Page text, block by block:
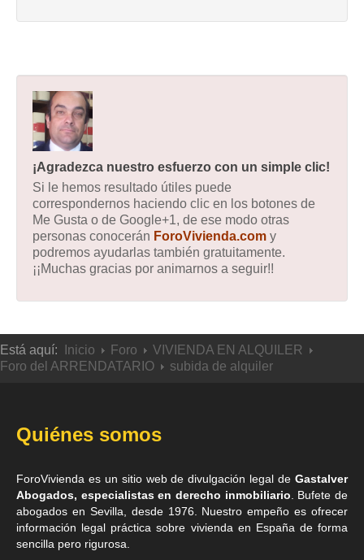
¡Agradezca nuestro esfuerzo con un simple clic!
Si le hemos resultado útiles puede
correspondernos haciendo clic en los botones de
Me Gusta o de Google+1, de ese modo otras
personas conocerán ForoVivienda.com y
podremos ayudarlas también gratuitamente.
¡¡Muchas gracias por animarnos a seguir!!
Está aquí: Inicio Foro
VIVIENDA EN ALQUILER
Foro del ARRENDATARIO
subida de alquiler
Quiénes somos
ForoVivienda es un sitio web de divulgación legal de Gastalver
Abogados, especialistas en derecho inmobiliario . Bufete de
abogados en Sevilla , desde 1976. Nuestro empeño es ofrecer
información legal práctica sobre vivienda en España de forma
sencilla pero rigurosa.